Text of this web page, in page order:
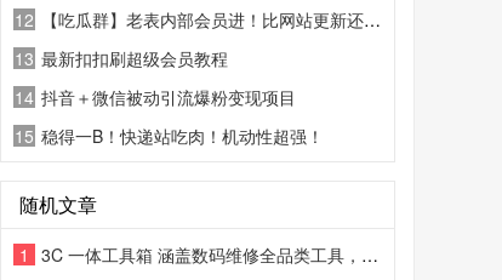
12
【吃瓜群】老表内部会员进！比网站更新还精彩！
13 最新扣扣刷超级会员教程
14 抖音＋微信被动引流爆粉变现项目
15 稳得一B！快递站吃肉！机动性超强！
随机文章
1
3C 一体工具箱 涵盖数码维修全品类工具，省心便捷